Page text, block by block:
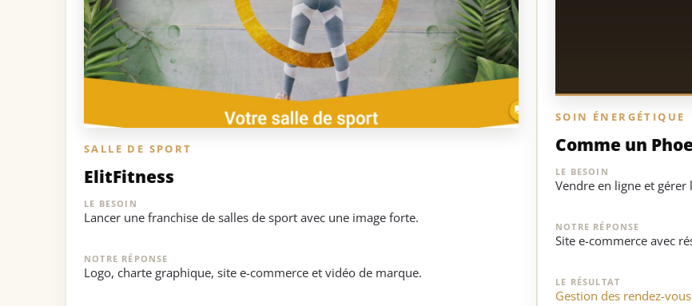
SALLE DE SPORT
ElitFitness
LE BESOIN
Lancer une franchise de salles de sport avec une image forte.
NOTRE RÉPONSE
Logo, charte graphique, site e-commerce et vidéo de marque.
SOIN ÉNERGÉTIQUE
Comme un
LE BESOIN
Vendre en ligne et gérer
NOTRE RÉPONSE
Site e-commerce avec
LE RÉSULTAT
Gestion des rendez-